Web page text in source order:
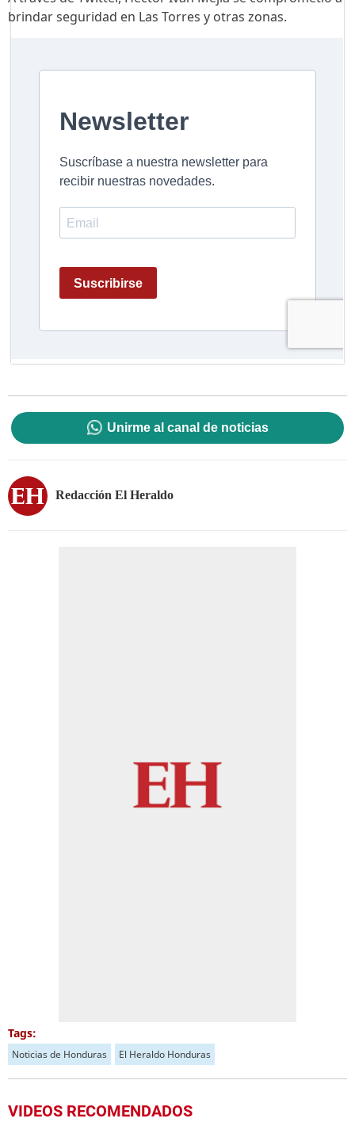
brindar seguridad en Las Torres y otras zonas.
Unirme al canal de noticias
Redacción El Heraldo
Tags:
Noticias de Honduras El Heraldo Honduras
VIDEOS RECOMENDADOS